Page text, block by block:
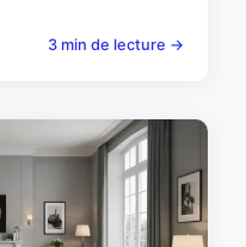
3 min de lecture →